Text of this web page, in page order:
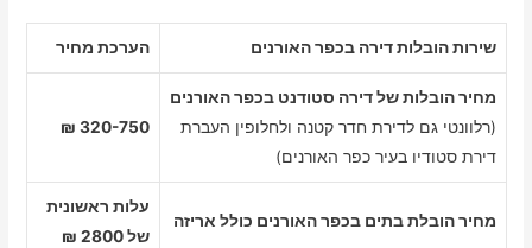
שירות הובלות דירה בכפר האורנים הערכת מחיר
מחיר הובלות של דירה סטודנט בכפר האורנים
(רלוונטי גם לדירת חדר קטנה ולחלופין העברת
דירת סטודיו בעיר כפר האורנים)
320-750 ₪
מחיר הובלת בתים בכפר האורנים כולל אריזה
עלות ראשונית
של 2800 ₪